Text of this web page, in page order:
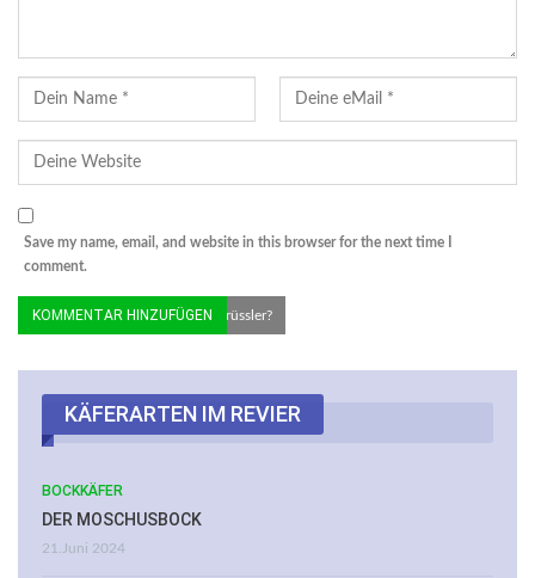
© MMB/Below | Grosser Distelrüssler?
Save my name, email, and website in this browser for the next time I
comment.
KÄFERARTEN IM REVIER
BOCKKÄFER
DER MOSCHUSBOCK
21.Juni 2024